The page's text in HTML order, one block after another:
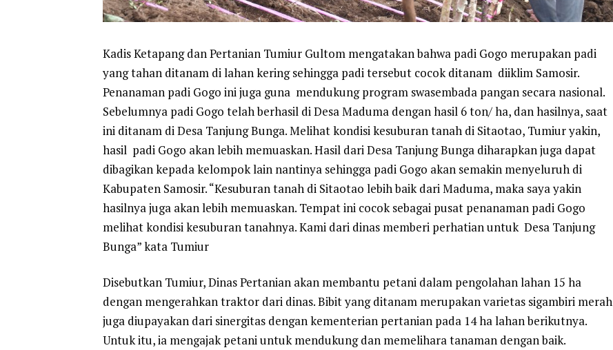
Kadis Ketapang dan Pertanian Tumiur Gultom mengatakan bahwa padi Gogo merupakan padi
yang tahan ditanam di lahan kering sehingga padi tersebut cocok ditanam diiklim Samosir.
Penanaman padi Gogo ini juga guna mendukung program swasembada pangan secara nasional.
Sebelumnya padi Gogo telah berhasil di Desa Maduma dengan hasil 6 ton/ ha, dan hasilnya, saat
ini ditanam di Desa Tanjung Bunga. Melihat kondisi kesuburan tanah di Sitaotao, Tumiur yakin,
hasil padi Gogo akan lebih memuaskan. Hasil dari Desa Tanjung Bunga diharapkan juga dapat
dibagikan kepada kelompok lain nantinya sehingga padi Gogo akan semakin menyeluruh di
Kabupaten Samosir. “Kesuburan tanah di Sitaotao lebih baik dari Maduma, maka saya yakin
hasilnya juga akan lebih memuaskan. Tempat ini cocok sebagai pusat penanaman padi Gogo
melihat kondisi kesuburan tanahnya. Kami dari dinas memberi perhatian untuk Desa Tanjung
Bunga” kata Tumiur
Disebutkan Tumiur, Dinas Pertanian akan membantu petani dalam pengolahan lahan 15 ha
dengan mengerahkan traktor dari dinas. Bibit yang ditanam merupakan varietas sigambiri merah
juga diupayakan dari sinergitas dengan kementerian pertanian pada 14 ha lahan berikutnya.
Untuk itu, ia mengajak petani untuk mendukung dan memelihara tanaman dengan baik.